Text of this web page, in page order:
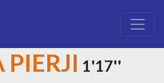
PIERJI 1'17''